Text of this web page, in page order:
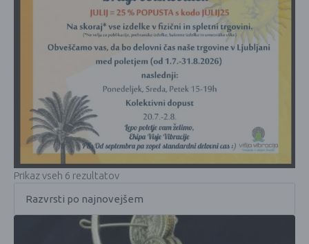
Prikaz vseh 6 rezultatov